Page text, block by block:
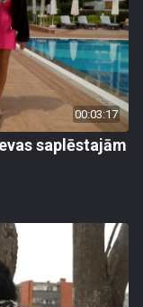
00:03:17
saplēstajām